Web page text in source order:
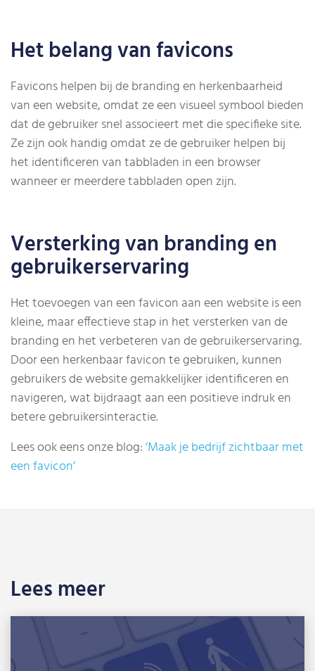
Het belang van favicons
Favicons helpen bij de branding en herkenbaarheid
van een website, omdat ze een visueel symbool bieden
dat de gebruiker snel associeert met die specifieke site.
Ze zijn ook handig omdat ze de gebruiker helpen bij
het identificeren van tabbladen in een browser
wanneer er meerdere tabbladen open zijn.
Versterking van branding en
gebruikerservaring
Het toevoegen van een favicon aan een website is een
kleine, maar effectieve stap in het versterken van de
branding en het verbeteren van de gebruikerservaring.
Door een herkenbaar favicon te gebruiken, kunnen
gebruikers de website gemakkelijker identificeren en
navigeren, wat bijdraagt aan een positieve indruk en
betere gebruikersinteractie.
Lees ook eens onze blog:‘Maak je bedrijf zichtbaar met
een favicon’
Lees meer